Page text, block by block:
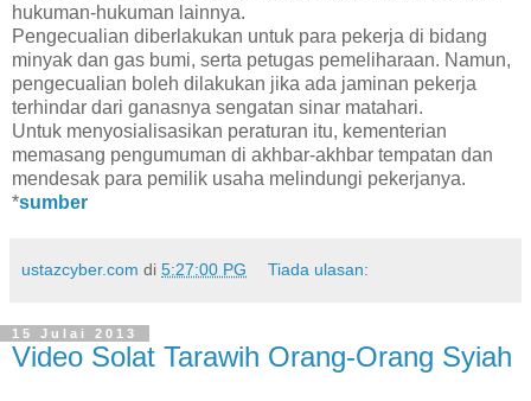
hukuman-hukuman lainnya.
Pengecualian diberlakukan untuk para pekerja di bidang
minyak dan gas bumi, serta petugas pemeliharaan. Namun,
pengecualian boleh dilakukan jika ada jaminan pekerja
terhindar dari ganasnya sengatan sinar matahari.
Untuk menyosialisasikan peraturan itu, kementerian
memasang pengumuman di akhbar-akhbar tempatan dan
mendesak para pemilik usaha melindungi pekerjanya.
*sumber
ustazcyber.com di 5:27:00 PG Tiada ulasan:
15 Julai 2013
Video Solat Tarawih Orang-Orang Syiah